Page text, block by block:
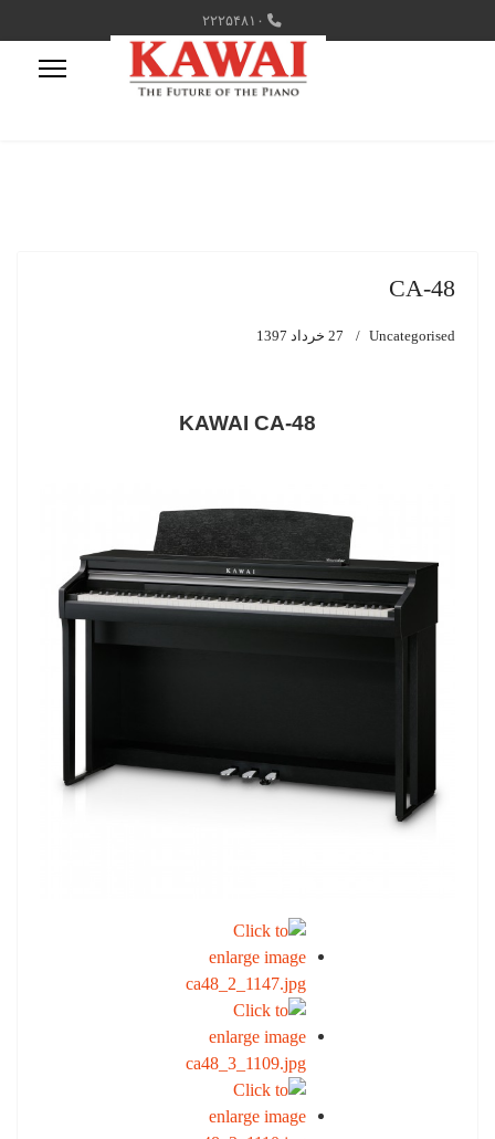
۲۲۲۵۴۸۱۰
CA-48
Uncategorised 27 خرداد 1397
KAWAI CA-48